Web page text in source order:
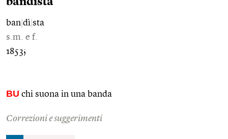
ban dì sta
s.m. e f.
1853;
BU chi suona in una banda
Correzioni e suggerimenti